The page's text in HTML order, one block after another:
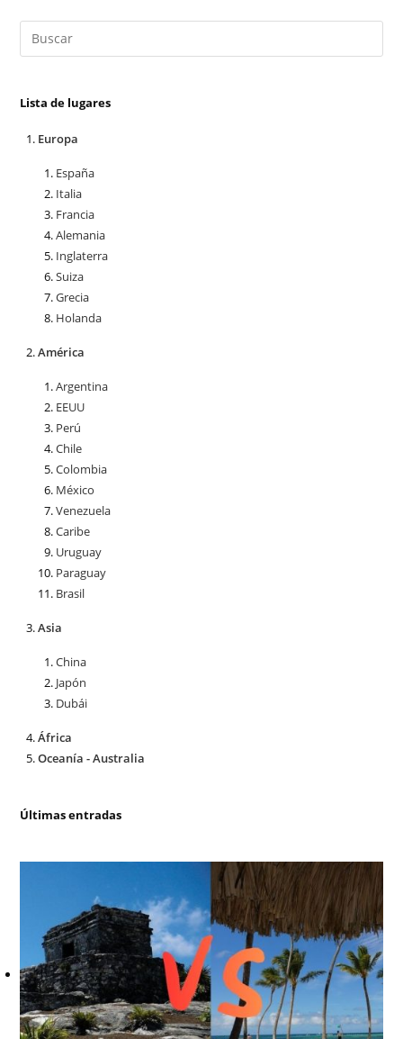
Lista de lugares
Europa
España
Italia
Francia
Alemania
Inglaterra
Suiza
Grecia
Holanda
América
Argentina
EEUU
Perú
Chile
Colombia
México
Venezuela
Caribe
Uruguay
Paraguay
Brasil
Asia
China
Japón
Dubái
África
Oceanía - Australia
Últimas entradas